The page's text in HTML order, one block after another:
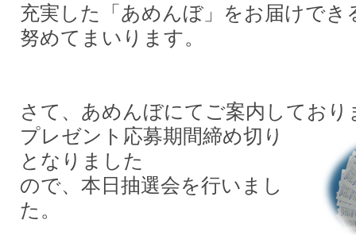
充実した「あめんぼ」をお届けでき
努めてまいります。
さて、あめんぼにてご案内してお
プレゼント応募期間締め切り
となりました
ので、本日抽選会を行いまし
た。